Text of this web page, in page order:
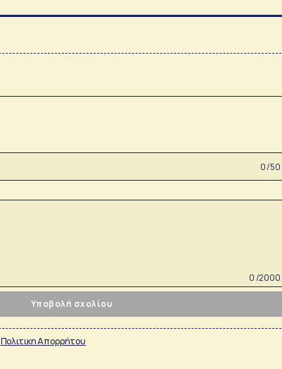
0 /50
0 /2000
Υποβολή σχολίου
Πολιτικη Απορρήτου